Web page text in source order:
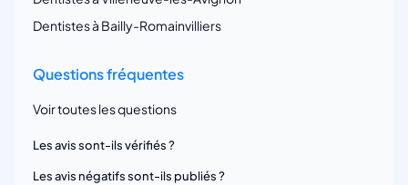
Dentistes à Bailly-Romainvilliers
Questions fréquentes
Voir toutes les questions
Les avis sont-ils vérifiés ?
Les avis négatifs sont-ils publiés ?